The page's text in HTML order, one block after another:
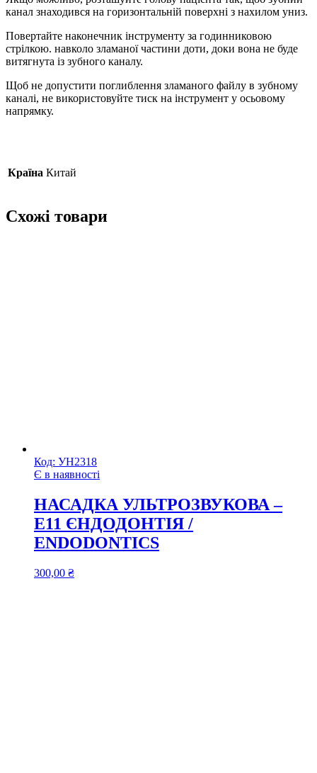
канал знаходився на горизонтальній поверхні з нахилом униз.
Повертайте наконечник інструменту за годинниковою
стрілкою. навколо зламаної частини доти, доки вона не буде
витягнута із зубного каналу.
Щоб не допустити поглиблення зламаного файлу в зубному
каналі, не використовуйте тиск на інструмент у осьовому
напрямку.
Країна Китай
Схожі товари
Код: УН2318
Є в наявності
НАСАДКА УЛЬТРОЗВУКОВА –
E11 ЄНДОДОНТІЯ /
ENDODONTICS
300,00 ₴